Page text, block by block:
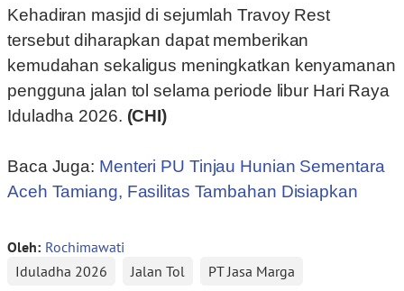
Kehadiran masjid di sejumlah Travoy Rest
tersebut diharapkan dapat memberikan
kemudahan sekaligus meningkatkan kenyamanan
pengguna jalan tol selama periode libur Hari Raya
Iduladha 2026. (CHI)
Baca Juga: Menteri PU Tinjau Hunian Sementara
Aceh Tamiang, Fasilitas Tambahan Disiapkan
Oleh: Rochimawati
Iduladha 2026
Jalan Tol PT Jasa Marga